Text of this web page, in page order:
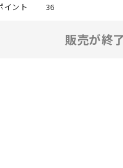
イント
36
販売が終